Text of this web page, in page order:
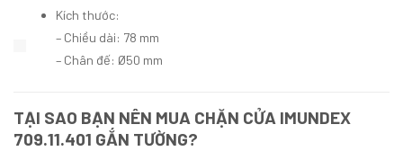
Kích thước:
– Chiều dài: 78 mm
– Chân đế: Ø50 mm
TẠI SAO BẠN NÊN MUA CHẶN CỬA IMUNDEX
709.11.401 GẮN TƯỜNG?